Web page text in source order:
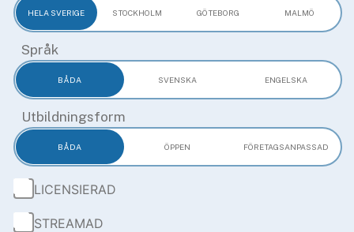
HELA SVERIGE STOCKHOLM GÖTEBORG MALMÖ
Språk
BÅDA SVENSKA ENGELSKA
Utbildningsform
BÅDA ÖPPEN FÖRETAGS­ANPASSAD
LICENSIERAD
STREAMAD